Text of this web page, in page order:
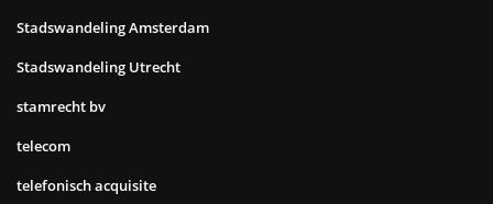
Stadswandeling Amsterdam
Stadswandeling Utrecht
stamrecht bv
telecom
telefonisch acquisite